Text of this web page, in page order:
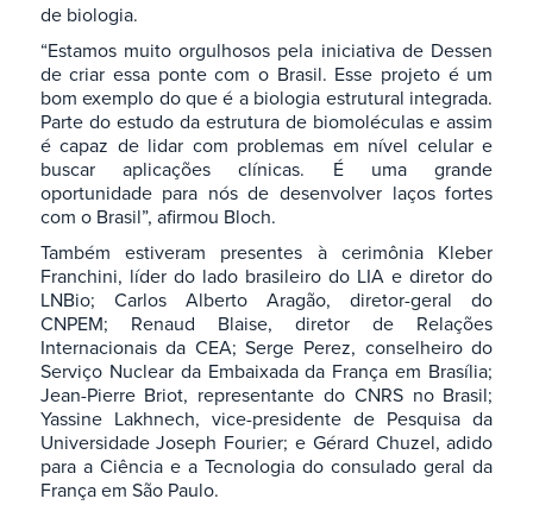
de biologia.
“Estamos muito orgulhosos pela iniciativa de Dessen
de criar essa ponte com o Brasil. Esse projeto é um
bom exemplo do que é a biologia estrutural integrada.
Parte do estudo da estrutura de biomoléculas e assim
é capaz de lidar com problemas em nível celular e
buscar aplicações clínicas. É uma grande
oportunidade para nós de desenvolver laços fortes
com o Brasil”, afirmou Bloch.
Também estiveram presentes à cerimônia Kleber
Franchini, líder do lado brasileiro do LIA e diretor do
LNBio; Carlos Alberto Aragão, diretor-geral do
CNPEM; Renaud Blaise, diretor de Relações
Internacionais da CEA; Serge Perez, conselheiro do
Serviço Nuclear da Embaixada da França em Brasília;
Jean-Pierre Briot, representante do CNRS no Brasil;
Yassine Lakhnech, vice-presidente de Pesquisa da
Universidade Joseph Fourier; e Gérard Chuzel, adido
para a Ciência e a Tecnologia do consulado geral da
França em São Paulo.